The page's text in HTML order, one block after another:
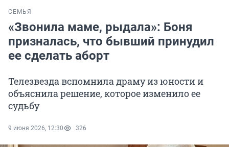
СЕМЬЯ
«Звонила маме, рыдала»: Боня
призналась, что бывший принудил
ее сделать аборт
Телезвезда вспомнила драму из юности и
объяснила решение, которое изменило ее
судьбу
9 июня 2026, 12:30 326